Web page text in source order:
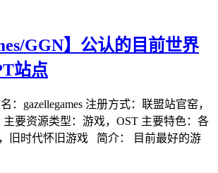
GGN】公认的目前世界
站点
：gazellegames 注册方式：联盟站官窑，
要资源类型：游戏，OST 主要特色：各
旧时代怀旧游戏 简介： 目前最好的游